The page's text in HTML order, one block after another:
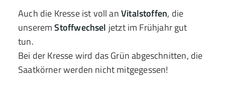
Auch die Kresse ist voll anVitalstoffen, die
unseremStoffwechsel jetzt im Frühjahr gut
tun.
Bei der Kresse wird das Grün abgeschnitten, die
Saatkörner werden nicht mitgegessen!